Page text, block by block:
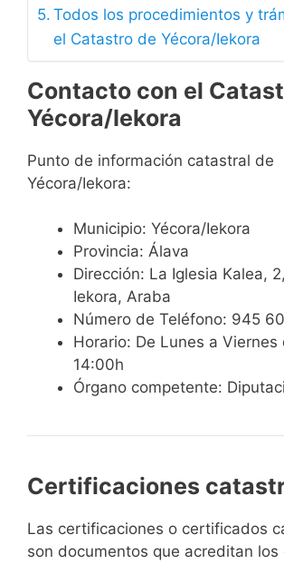
Todos los procedimientos y
el Catastro de Yécora/Iekora
Contacto con el
Yécora/Iekora
Punto de información catastral de
Yécora/Iekora:
Municipio: Yécora/Iekora
Provincia: Álava
Dirección: La Iglesia Kalea,
Iekora, Araba
Número de Teléfono: 945
Horario: De Lunes a
14:00h
Órgano competente:
Certificaciones
Las certificaciones o certificados
son documentos que acreditan los